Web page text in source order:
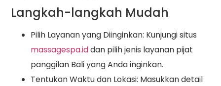
Langkah-langkah Mudah
Pilih Layanan yang Diinginkan: Kunjungi situs
massagespa.iddan pilih jenis layanan pijat
panggilan Bali yang Anda inginkan.
Tentukan Waktu dan Lokasi: Masukkan detail